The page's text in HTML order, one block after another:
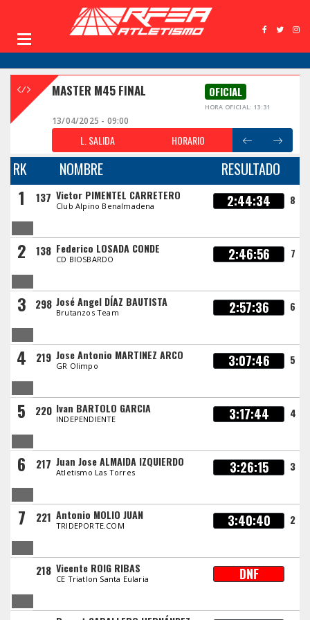
MASTER M45 FINAL OFICIAL
HORA OFICIAL: 13:31
13/04/2025 - 09:00
L. SALIDA HORARIO
RK NOMBRE RESULTADO
1 137 Victor PIMENTEL CARRETERO
Club Alpino Benalmadena 2:44:34 8
2 138 Federico LOSADA CONDE
CD BIOSBARDO 2:46:56 7
3 298 José Angel DÍAZ BAUTISTA
Brutanzos Team 2:57:36 6
4 219 Jose Antonio MARTINEZ ARCO
GR Olimpo 3:07:46 5
5 220 Ivan BARTOLO GARCIA
INDEPENDIENTE 3:17:44 4
6 217 Juan Jose ALMAIDA IZQUIERDO
Atletismo Las Torres 3:26:15 3
7 221 Antonio MOLIO JUAN
TRIDEPORTE.COM 3:40:40 2
218 Vicente ROIG RIBAS
CE Triatlon Santa Eularia DNF